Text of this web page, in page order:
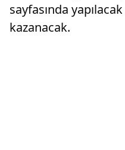
sayfasında
kazanacak.